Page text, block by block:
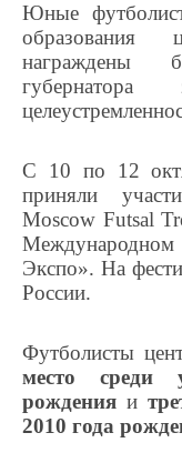
Юные
образования
награждены
С 10 по 12
приняли
Moscow Futsal
Экспо». На
России.
Футболисты
место среди
рождения и
2010 года